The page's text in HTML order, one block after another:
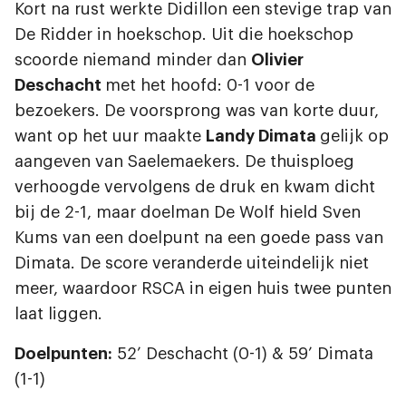
Kort na rust werkte Didillon een stevige trap van
De Ridder in hoekschop. Uit die hoekschop
scoorde niemand minder dan Olivier
Deschacht met het hoofd: 0-1 voor de
bezoekers. De voorsprong was van korte duur,
want op het uur maakte Landy Dimata gelijk op
aangeven van Saelemaekers. De thuisploeg
verhoogde vervolgens de druk en kwam dicht
bij de 2-1, maar doelman De Wolf hield Sven
Kums van een doelpunt na een goede pass van
Dimata. De score veranderde uiteindelijk niet
meer, waardoor RSCA in eigen huis twee punten
laat liggen.
Doelpunten: 52’ Deschacht (0-1) & 59’ Dimata
(1-1)